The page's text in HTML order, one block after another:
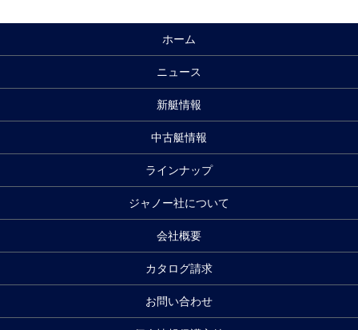
ホーム
ニュース
新艇情報
中古艇情報
ラインナップ
ジャノー社について
会社概要
カタログ請求
お問い合わせ